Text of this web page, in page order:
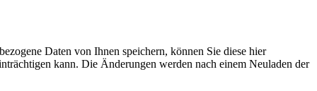
Daten von Ihnen speichern, können Sie diese hier
kann. Die Änderungen werden nach einem Neuladen der